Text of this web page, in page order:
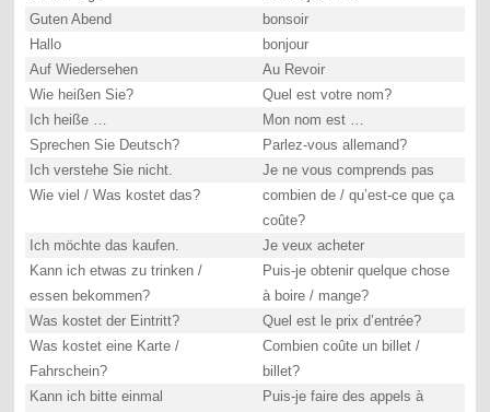
Guten Abend
bonsoir
Hallo
bonjour
Auf Wiedersehen
Au Revoir
Wie heißen Sie?
Quel est votre nom?
Ich heiße …
Mon nom est …
Sprechen Sie Deutsch?
Parlez-vous allemand?
Ich verstehe Sie nicht.
Je ne vous comprends pas
Wie viel / Was kostet das?
combien de / qu’est-ce que ça
coûte?
Ich möchte das kaufen.
Je veux acheter
Kann ich etwas zu trinken /
essen bekommen?
Puis-je obtenir quelque chose
à boire / mange?
Was kostet der Eintritt?
Quel est le prix d’entrée?
Was kostet eine Karte /
Fahrschein?
Combien coûte un billet /
billet?
Kann ich bitte einmal
Puis-je faire des appels à